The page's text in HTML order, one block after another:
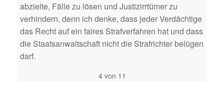
abzielte, Fälle zu lösen und Justizirrtümer zu
verhindern, denn ich denke, dass jeder Verdächtige
das Recht auf ein faires Strafverfahren hat und dass
die Staatsanwaltschaft nicht die Strafrichter belügen
darf.
4 von 11